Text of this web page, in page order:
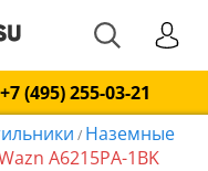
+7 (495) 255-03-21
/ Наземные
A6215PA-1BK